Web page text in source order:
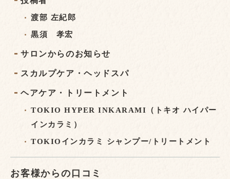
渡部 左紀郎
黒須 孝宏
サロンからのお知らせ
スカルプケア・ヘッドスパ
ヘアケア・トリートメント
TOKIO HYPER INKARAMI（トキオ ハイパー
インカラミ）
TOKIOインカラミ シャンプー/トリートメント
お客様からの口コミ